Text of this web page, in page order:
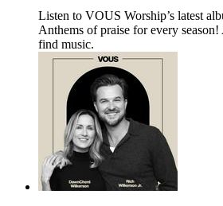
Listen to VOUS Worship’s latest
Anthems of praise for every
find music.